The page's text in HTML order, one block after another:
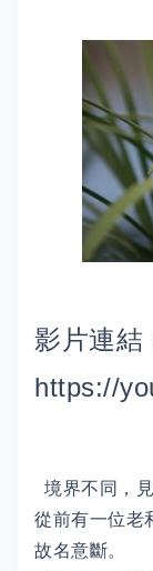
影片連結
https://
境界不同，
從前有一位老
故名意斷。